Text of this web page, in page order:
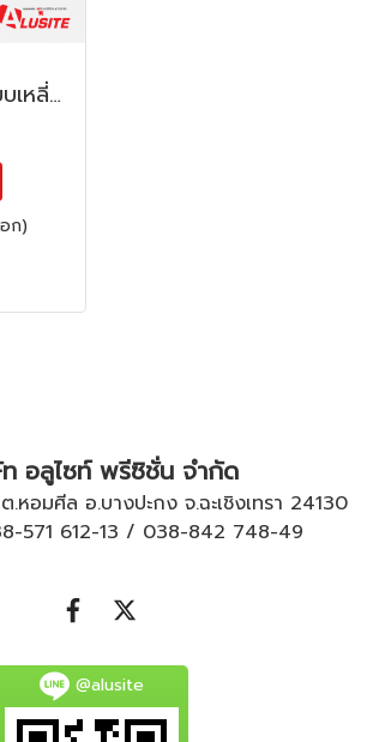
เข้ามุม-คิ้วอลูมิเนียมแบบเหลี่ยม (CN-TSAP Series)
ก)
อลูไซท์ พรีซิชั่น จำกัด
อมศีล อ.บางปะกง จ.ฉะเชิงเทรา 24130
571 612-13 / 038-842 748-49
@alusite